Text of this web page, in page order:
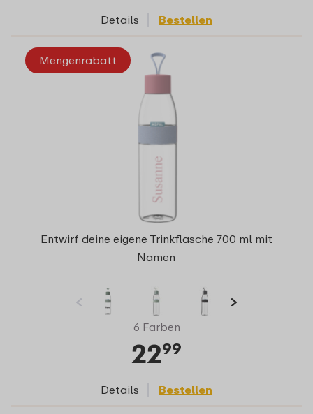
Details Bestellen
Mengenrabatt
Entwirf deine eigene Trinkflasche 700 ml mit
Namen
6 Farben
2299
Details Bestellen